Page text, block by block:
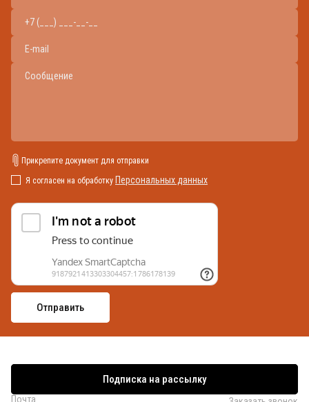
Прикрепите документ для отправки
Я согласен на обработку Персональных данных
Подписка на рассылку
Почта